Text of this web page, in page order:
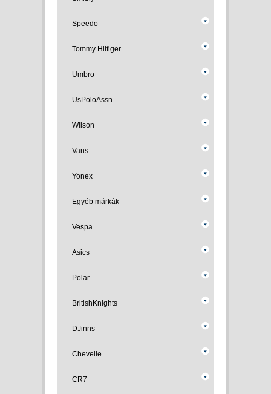
Speedo
Tommy Hilfiger
Umbro
UsPoloAssn
Wilson
Vans
Yonex
Egyéb márkák
Vespa
Asics
Polar
BritishKnights
DJinns
Chevelle
CR7